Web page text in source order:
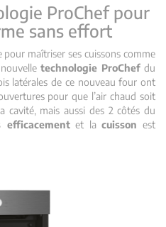
ProChef pour
sans effort
maîtriser ses cuissons comme
technologie ProChefdu
latérales de ce nouveau four ont
pour que l’air chaud soit
cavité, mais aussi des 2 côtés du
efficacementet lacuisson est